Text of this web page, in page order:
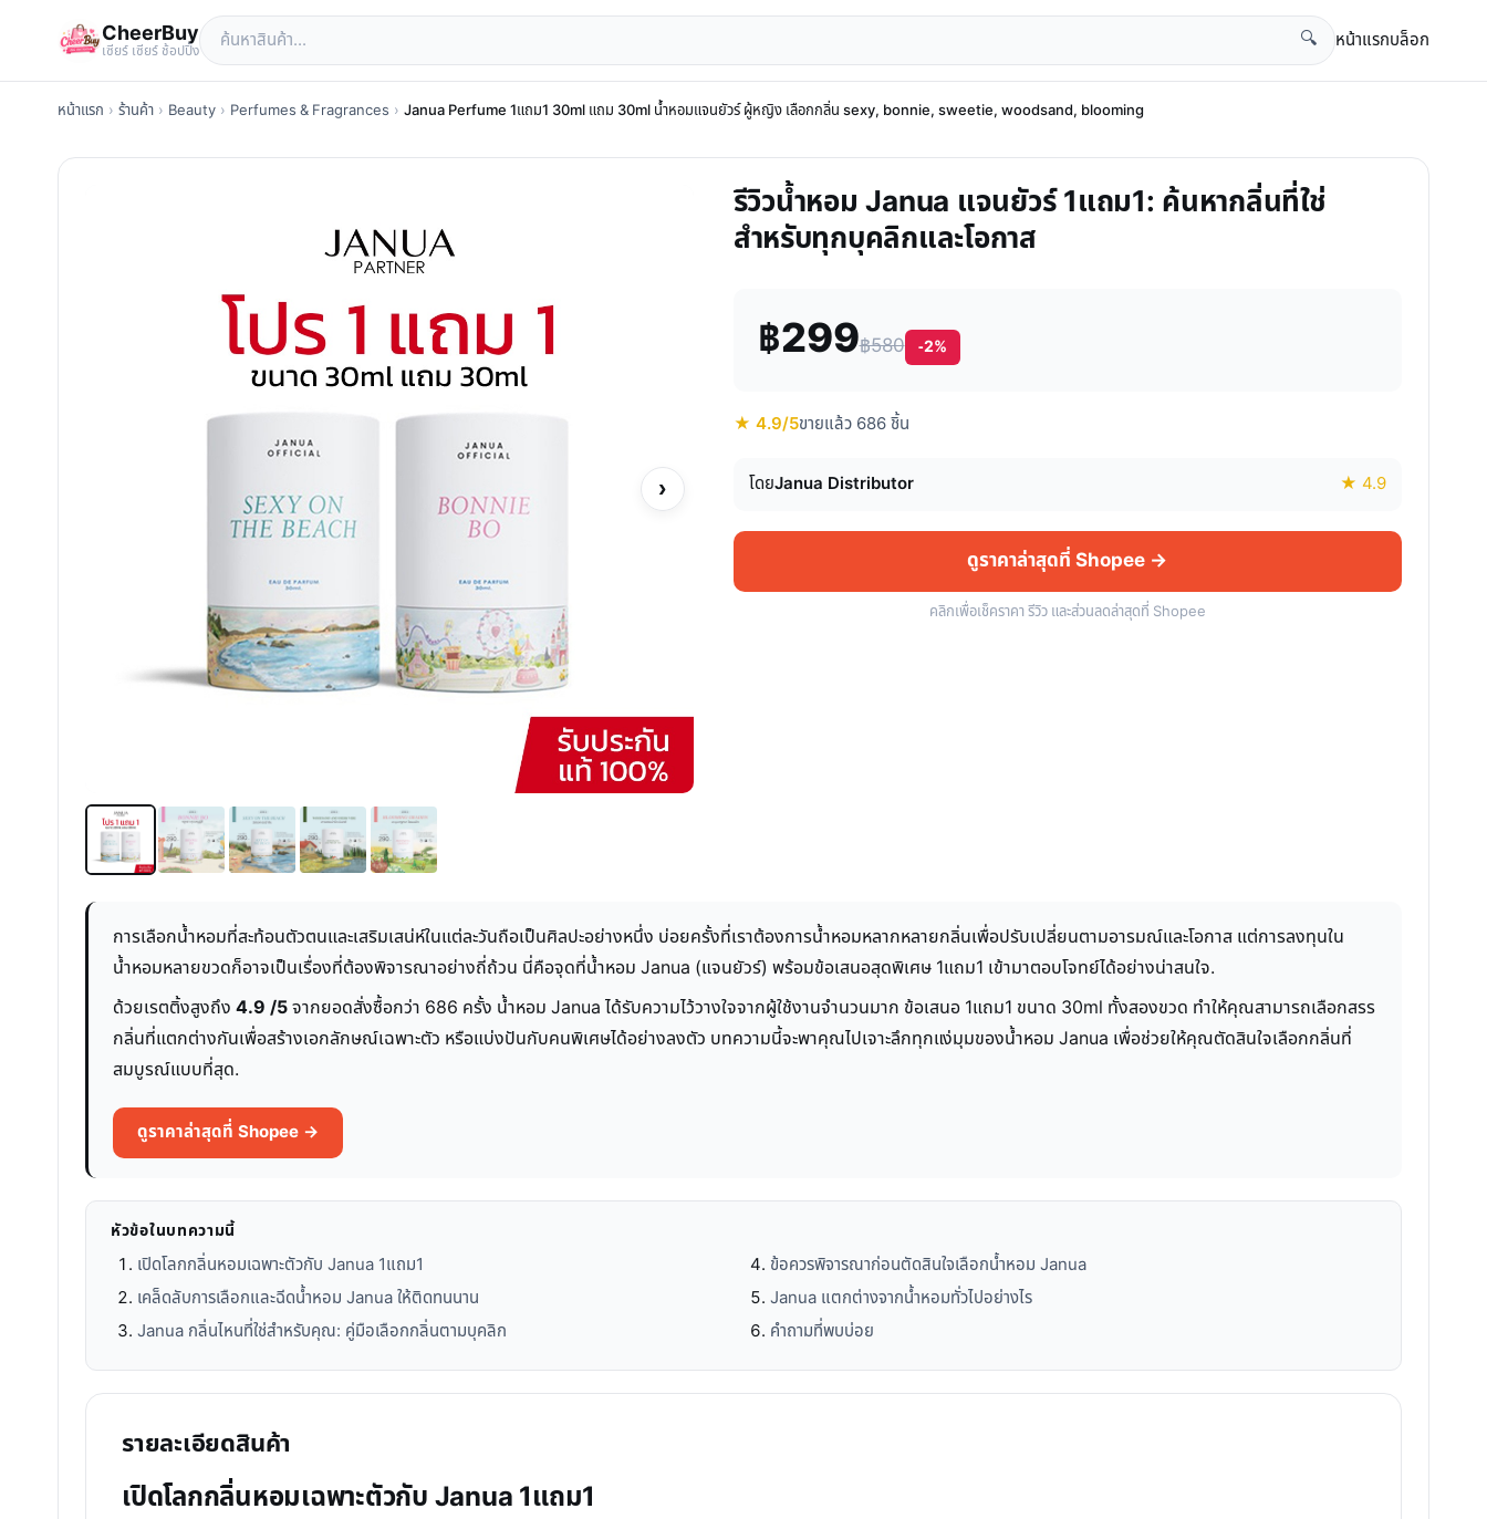
CheerBuy
เซียร์ เซียร์ ช้อปปิ้ง
🔍 หน้าแรกบล็อก
หน้าแรก › ร้านค้า › Beauty › Perfumes & Fragrances › Janua Perfume 1แถม1 30ml แถม 30ml น้ำหอมแจนยัวร์ ผู้หญิง เลือกกลิ่น sexy, bonnie, sweetie, woodsand, blooming
›
รีวิวน้ำหอม Janua แจนยัวร์ 1แถม1: ค้นหากลิ่นที่ใช่
สำหรับทุกบุคลิกและโอกาส
฿299฿580 -2%
★ 4.9/5ขายแล้ว 686 ชิ้น
โดยJanua Distributor ★ 4.9
ดูราคาล่าสุดที่ Shopee →
คลิกเพื่อเช็คราคา รีวิว และส่วนลดล่าสุดที่ Shopee
การเลือกน้ำหอมที่สะท้อนตัวตนและเสริมเสน่ห์ในแต่ละวันถือเป็นศิลปะอย่างหนึ่ง บ่อยครั้งที่เราต้องการน้ำหอมหลากหลายกลิ่นเพื่อปรับเปลี่ยนตามอารมณ์และโอกาส แต่การลงทุนใน
น้ำหอมหลายขวดก็อาจเป็นเรื่องที่ต้องพิจารณาอย่างถี่ถ้วน นี่คือจุดที่น้ำหอม Janua (แจนยัวร์) พร้อมข้อเสนอสุดพิเศษ 1แถม1 เข้ามาตอบโจทย์ได้อย่างน่าสนใจ.
ด้วยเรตติ้งสูงถึง 4.9 /5จากยอดสั่งซื้อกว่า 686 ครั้ง น้ำหอม Janua ได้รับความไว้วางใจจากผู้ใช้งานจำนวนมาก ข้อเสนอ 1แถม1 ขนาด 30ml ทั้งสองขวด ทำให้คุณสามารถเลือกสรร
กลิ่นที่แตกต่างกันเพื่อสร้างเอกลักษณ์เฉพาะตัว หรือแบ่งปันกับคนพิเศษได้อย่างลงตัว บทความนี้จะพาคุณไปเจาะลึกทุกแง่มุมของน้ำหอม Janua เพื่อช่วยให้คุณตัดสินใจเลือกกลิ่นที่
สมบูรณ์แบบที่สุด.
ดูราคาล่าสุดที่ Shopee →
หัวข้อในบทความนี้
เปิดโลกกลิ่นหอมเฉพาะตัวกับ Janua 1แถม1
เคล็ดลับการเลือกและฉีดน้ำหอม Janua ให้ติดทนนาน
Janua กลิ่นไหนที่ใช่สำหรับคุณ: คู่มือเลือกกลิ่นตามบุคลิก
ข้อควรพิจารณาก่อนตัดสินใจเลือกน้ำหอม Janua
Janua แตกต่างจากน้ำหอมทั่วไปอย่างไร
คำถามที่พบบ่อย
รายละเอียดสินค้า
เปิดโลกกลิ่นหอมเฉพาะตัวกับ Janua 1แถม1